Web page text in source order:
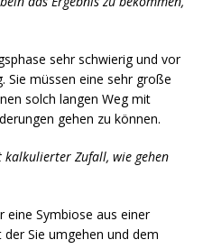
sehr schwierig und vor
Sie müssen eine sehr große
solch langen Weg mit
gehen zu können.
Zufall, wie gehen
Symbiose aus einer
Sie umgehen und dem